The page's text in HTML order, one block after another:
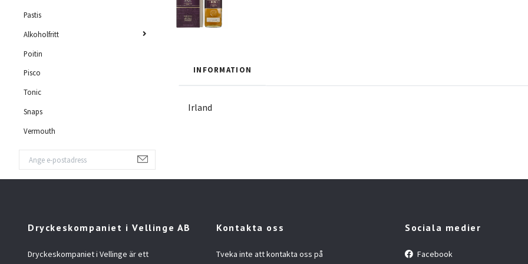
Pastis
Alkoholfritt
Poitin
Pisco
Tonic
Snaps
Vermouth
INFORMATION
Irland
Dryckeskompaniet i Vellinge AB
Dryckeskompaniet i Vellinge är ett
Kontakta oss
Tveka inte att kontakta oss på
Sociala medier
Facebook